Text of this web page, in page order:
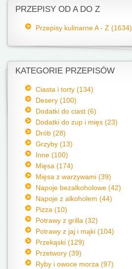
PRZEPISY OD A DO Z
Przepisy kulinarne A - Z (1634)
KATEGORIE PRZEPISÓW
Ciasta i torty (134)
Desery (100)
Dodatki do ciast (6)
Dodatki do zup i mięs (23)
Drób (28)
Grzyby (13)
Inne (100)
Mięsa (174)
Mięsa z warzywami (39)
Napoje bezalkoholowe (42)
Napoje z alkoholem (44)
Pizza (10)
Potrawy z grilla (32)
Potrawy z jaj i mąki (104)
Przekąski (129)
Przetwory (39)
Ryby i owoce morza (97)